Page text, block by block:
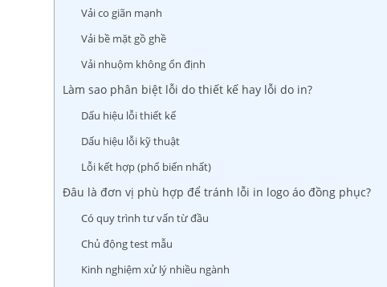
Vải co giãn mạnh
Vải bề mặt gồ ghề
Vải nhuộm không ổn định
Làm sao phân biệt lỗi do thiết kế hay lỗi do in?
Dấu hiệu lỗi thiết kế
Dấu hiệu lỗi kỹ thuật
Lỗi kết hợp (phổ biến nhất)
Đâu là đơn vị phù hợp để tránh lỗi in logo áo đồng phục?
Có quy trình tư vấn từ đầu
Chủ động test mẫu
Kinh nghiệm xử lý nhiều ngành